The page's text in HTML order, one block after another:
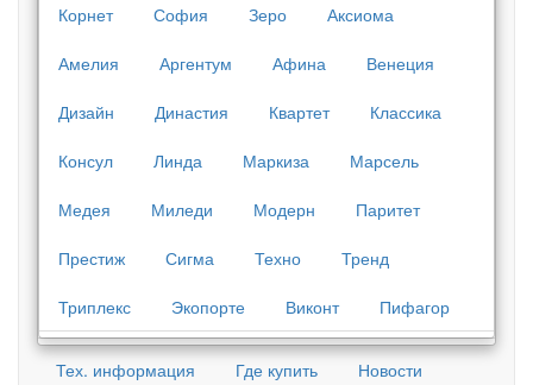
Корнет София Зеро Аксиома
Амелия Аргентум Афина Венеция
Дизайн Династия Квартет Классика
Консул Линда Маркиза Марсель
Медея Миледи Модерн Паритет
Престиж Сигма Техно Тренд
Триплекс Экопорте Виконт Пифагор
Тех. информация Где купить Новости